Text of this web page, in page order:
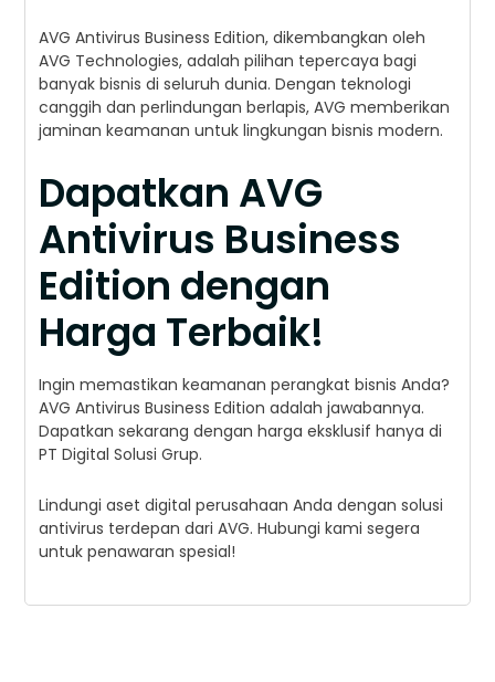
AVG Antivirus Business Edition, dikembangkan oleh
AVG Technologies, adalah pilihan tepercaya bagi
banyak bisnis di seluruh dunia. Dengan teknologi
canggih dan perlindungan berlapis, AVG memberikan
jaminan keamanan untuk lingkungan bisnis modern.
Dapatkan AVG
Antivirus Business
Edition dengan
Harga Terbaik!
Ingin memastikan keamanan perangkat bisnis Anda?
AVG Antivirus Business Edition adalah jawabannya.
Dapatkan sekarang dengan harga eksklusif hanya di
PT Digital Solusi Grup.
Lindungi aset digital perusahaan Anda dengan solusi
antivirus terdepan dari AVG. Hubungi kami segera
untuk penawaran spesial!